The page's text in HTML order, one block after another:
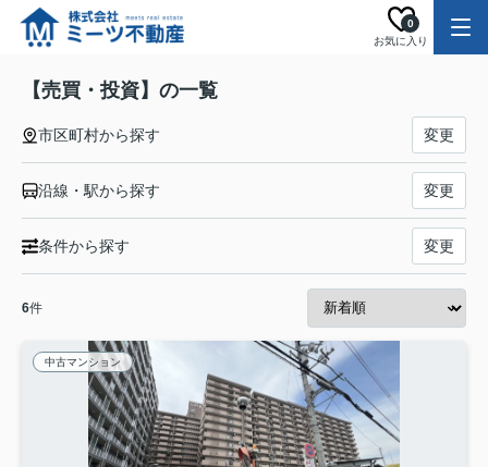
お気に入り
0
【売買・投資】の一覧
市区町村から探す 変更
沿線・駅から探す 変更
条件から探す 変更
6件
中古マンション